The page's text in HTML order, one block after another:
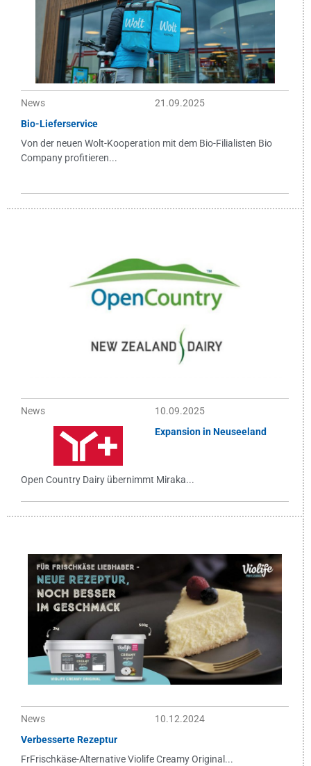
News
21.09.2025
Bio-Lieferservice
Von der neuen Wolt-Kooperation mit dem Bio-Filialisten Bio
Company profitieren...
News
10.09.2025
Expansion in Neuseeland
Open Country Dairy übernimmt Miraka...
News
10.12.2024
Verbesserte Rezeptur
FrFrischkäse-Alternative Violife Creamy Original...